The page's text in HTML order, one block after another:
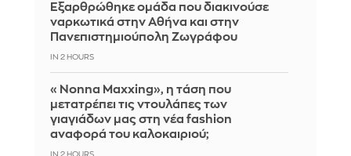
Εξαρθρώθηκε ομάδα που διακινούσε
ναρκωτικά στην Αθήνα και στην
Πανεπιστημιούπολη Ζωγράφου
IN 2 HOURS
«Nonna Maxxing», η τάση που
μετατρέπει τις ντουλάπες των
γιαγιάδων μας στη νέα fashion
αναφορά του καλοκαιριού;
IN 2 HOURS